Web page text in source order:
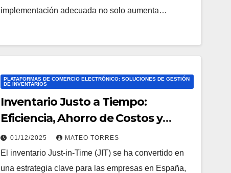
implementación adecuada no solo aumenta…
PLATAFORMAS DE COMERCIO ELECTRÓNICO: SOLUCIONES DE GESTIÓN
DE INVENTARIOS
Inventario Justo a Tiempo:
Eficiencia, Ahorro de Costos y
Satisfacción del Cliente
01/12/2025 MATEO TORRES
El inventario Just-in-Time (JIT) se ha convertido en
una estrategia clave para las empresas en España,